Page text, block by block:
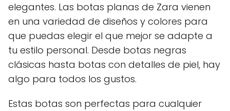
elegantes. Las botas planas de Zara vienen
en una variedad de diseños y colores para
que puedas elegir el que mejor se adapte a
tu estilo personal. Desde botas negras
clásicas hasta botas con detalles de piel, hay
algo para todos los gustos.
Estas botas son perfectas para cualquier